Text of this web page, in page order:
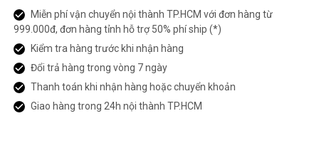
Miễn phí vận chuyển nội thành TP.HCM với đơn hàng từ
999.000đ, đơn hàng tỉnh hỗ trợ 50% phí ship (*)
Kiểm tra hàng trước khi nhận hàng
Đổi trả hàng trong vòng 7 ngày
Thanh toán khi nhận hàng hoặc chuyển khoản
Giao hàng trong 24h nội thành TP.HCM